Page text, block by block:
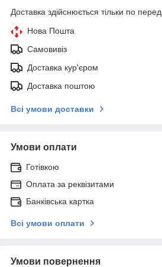
Доставка здійснюється тільки по
Нова Пошта
Самовивіз
Доставка кур'єром
Доставка поштою
Всі умови доставки
Умови оплати
Готівкою
Оплата за реквізитами
Банківська картка
Всі умови оплати
Умови повернення